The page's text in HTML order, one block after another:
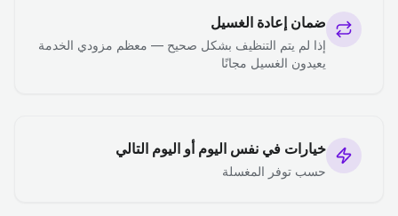
ضمان إعادة الغسيل
إذا لم يتم التنظيف بشكل صحيح — معظم مزودي الخدمة
يعيدون الغسيل مجانًا
خيارات في نفس اليوم أو اليوم التالي
حسب توفر المغسلة